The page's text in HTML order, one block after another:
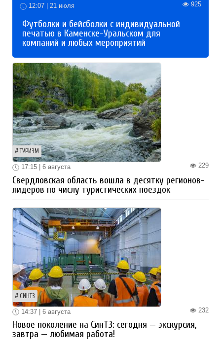
12:07 | 21 июля 925
Футболки и бейсболки с индивидуальной
печатью в Каменске-Уральском для
компаний и любых мероприятий
ТУРИЗМ
229
17:15 | 6 августа
Свердловская область вошла в десятку регионов-
лидеров по числу туристических поездок
СИНТЗ
232
14:37 | 6 августа
Новое поколение на СинТЗ: сегодня — экскурсия,
завтра — любимая работа!